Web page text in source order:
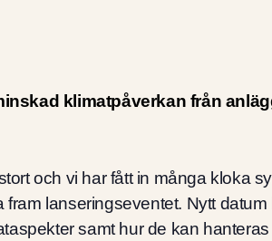
klimatpåverkan från
och vi har fått in många kloka
lanseringseventet. Nytt
samt hur de kan